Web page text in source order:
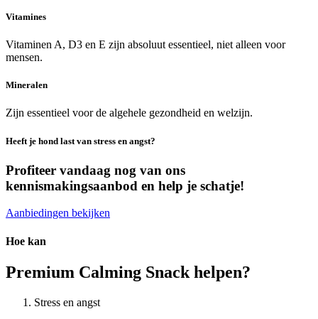
Vitamines
Vitaminen A, D3 en E zijn absoluut essentieel, niet alleen voor
mensen.
Mineralen
Zijn essentieel voor de algehele gezondheid en welzijn.
Heeft je hond last van stress en angst?
Profiteer vandaag nog van ons
kennismakingsaanbod en help je schatje!
Aanbiedingen bekijken
Hoe kan
Premium Calming Snack helpen?
Stress en angst